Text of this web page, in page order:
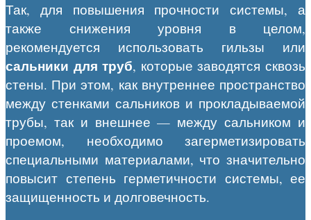
Так, для повышения прочности системы, а
также снижения уровня в целом,
рекомендуется использовать гильзы или
сальники для труб, которые заводятся сквозь
стены. При этом, как внутреннее пространство
между стенками сальников и прокладываемой
трубы, так и внешнее — между сальником и
проемом, необходимо загерметизировать
специальными материалами, что значительно
повысит степень герметичности системы, ее
защищенность и долговечность.